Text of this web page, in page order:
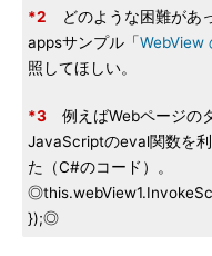
*2 どのような困難があ
appsサンプル「WebView
照してほしい。
*3 例えばWebページの
JavaScriptのeval関数を
た（C#のコード）。
});◎